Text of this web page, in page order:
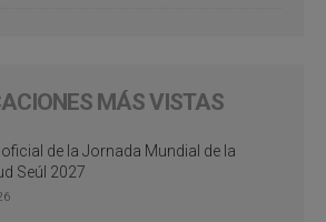
MÁS VISTAS
de la Jornada Mundial de la
Seúl 2027